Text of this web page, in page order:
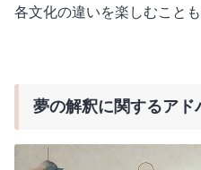
各文化の違いを楽しむこと
夢の解釈に関するアド